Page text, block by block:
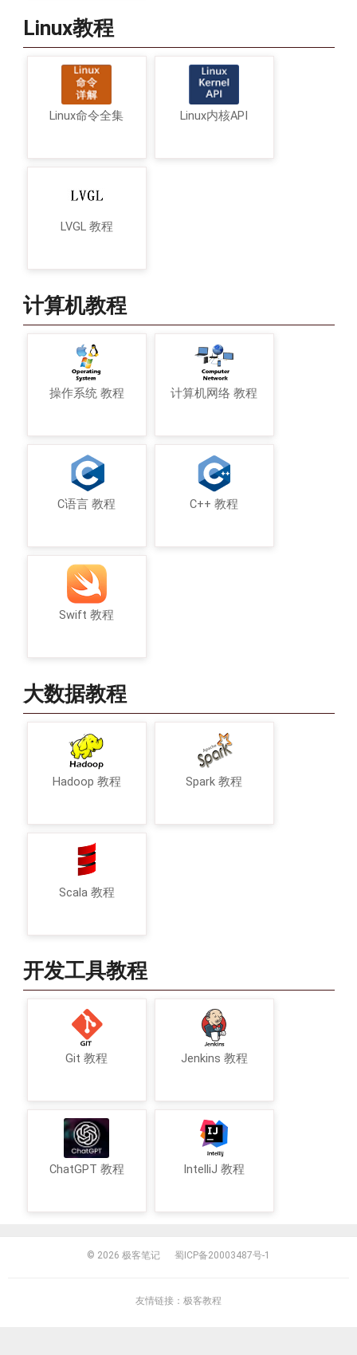
Linux教程
Linux命令全集 Linux内核API
LVGL 教程
计算机教程
操作系统 教程 计算机网络 教程
C语言 教程 C++ 教程
Swift 教程
大数据教程
Hadoop 教程 Spark 教程
Scala 教程
开发工具教程
Git 教程 Jenkins 教程
ChatGPT 教程 IntelliJ 教程
© 2026 极客笔记 蜀ICP备20003487号-1
友情链接： 极客教程